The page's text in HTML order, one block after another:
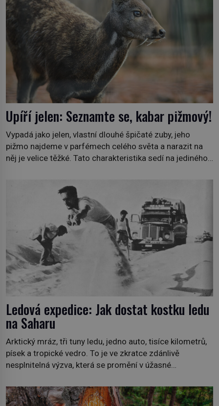
Upíří jelen: Seznamte se, kabar pižmový!
Vypadá jako jelen, vlastní dlouhé špičaté zuby, jeho
pižmo najdeme v parfémech celého světa a narazit na
něj je velice těžké. Tato charakteristika sedí na jediného
1778), jenže v Asii o něm ví už celá staletí. Zvíře
připomíná jelena, v kohoutku dosahuje […]
Ledová expedice: Jak dostat kostku ledu
na Saharu
Arktický mráz, tři tuny ledu, jedno auto, tisíce kilometrů,
písek a tropické vedro. To je ve zkratce zdánlivě
nesplnitelná výzva, která se promění v úžasné
na podzim 1958 jako hec. Rádio Luxembourg přichází s
neobvyklou výzvou. Tomu, kdo dokáže dopravit ze